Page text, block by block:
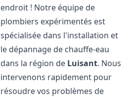
endroit ! Notre équipe de
plombiers expérimentés est
spécialisée dans l'installation et
le dépannage de chauffe-eau
dans la région de Luisant. Nous
intervenons rapidement pour
résoudre vos problèmes de